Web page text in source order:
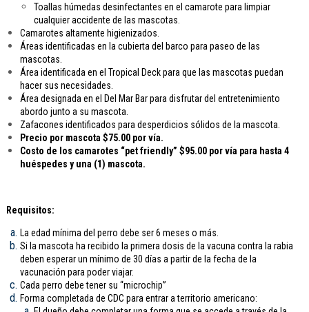
Toallas húmedas desinfectantes en el camarote para limpiar
cualquier accidente de las mascotas.
Camarotes altamente higienizados.
Áreas identificadas en la cubierta del barco para paseo de las
mascotas.
Área identificada en el Tropical Deck para que las mascotas puedan
hacer sus necesidades.
Área designada en el Del Mar Bar para disfrutar del entretenimiento
abordo junto a su mascota.
Zafacones identificados para desperdicios sólidos de la mascota.
Precio por mascota $75.00 por vía.
Costo de los camarotes “pet friendly” $95.00 por vía para hasta 4
huéspedes y una (1) mascota.
Requisitos:
La edad mínima del perro debe ser 6 meses o más.
Si la mascota ha recibido la primera dosis de la vacuna contra la rabia
deben esperar un mínimo de 30 días a partir de la fecha de la
vacunación para poder viajar.
Cada perro debe tener su “microchip”
Forma completada de CDC para entrar a territorio americano: